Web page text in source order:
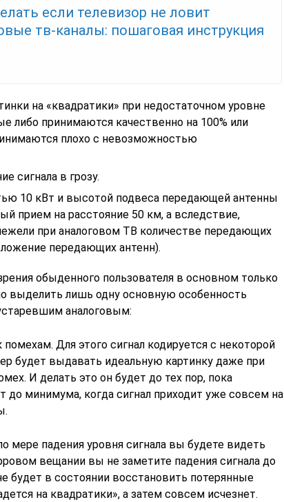
если телевизор не ловит
тв-каналы: пошаговая инструкция
на «квадратики» при недостаточном уровне
либо принимаются качественно на 100% или
плохо с невозможностью
сигнала в грозу.
10 кВт и высотой подвеса передающей антенны
прием на расстояние 50 км, а вследствие,
при аналоговом ТВ количестве передающих
передающих антенн).
обыденного пользователя в основном только
выделить лишь одну основную особенность
аналоговым:
Для этого сигнал кодируется с некоторой
будет выдавать идеальную картинку даже при
И делать это он будет до тех пор, пока
до минимума, когда сигнал приходит уже совсем на
мере падения уровня сигнала вы будете видеть
вещании вы не заметите падения сигнала до
будет в состоянии восстановить потерянные
на квадратики», а затем совсем исчезнет.